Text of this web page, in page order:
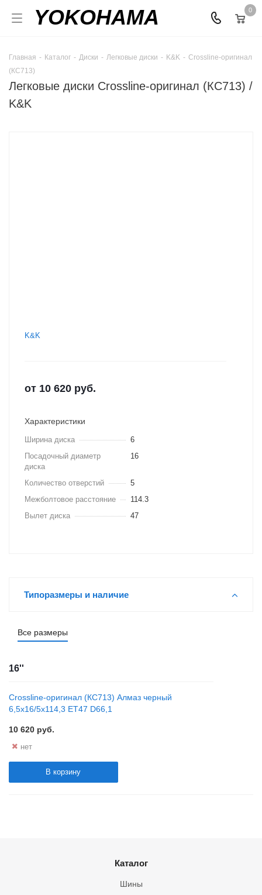
YOKOHAMA 0
Главная - Каталог - Диски - Легковые диски - K&K - Crossline-оригинал
(КС713)
Легковые диски Crossline-оригинал (КС713) /
K&K
K&K
от 10 620 руб.
Характеристики
Ширина диска
6
Посадочный диаметр
диска
16
Количество отверстий
5
Межболтовое расстояние
114.3
Вылет диска
47
Типоразмеры и наличие
Все размеры
16''
Crossline-оригинал (КС713) Алмаз черный
6,5x16/5x114,3 ET47 D66,1
10 620 руб.
нет
В корзину
Каталог
Шины